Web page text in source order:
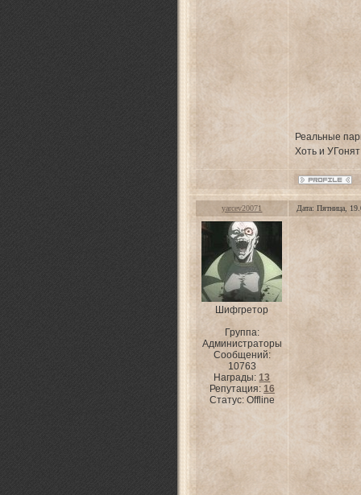
Реальные
Хоть и
yarcev20071 Дата: Пятница,
Шифгретор
Группа:
Администраторы
Сообщений:
10763
Награды:13
Репутация: 16
Статус: Offline